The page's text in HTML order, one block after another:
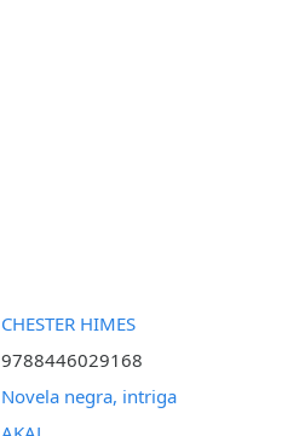
CHESTER HIMES
9788446029168
Novela negra, intriga